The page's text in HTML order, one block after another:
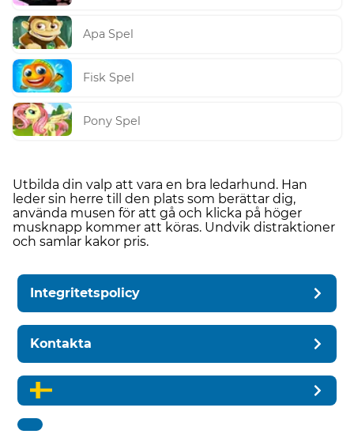
Apa Spel
Fisk Spel
Pony Spel
Utbilda din valp att vara en bra ledarhund. Han
leder sin herre till den plats som berättar dig,
använda musen för att gå och klicka på höger
musknapp kommer att köras. Undvik distraktioner
och samlar kakor pris.
Integritetspolicy
Kontakta